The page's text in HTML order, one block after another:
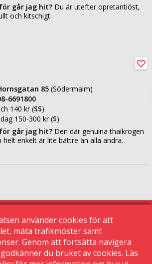
går jag hit? Du är utefter opretantiöst,
och kitschigt.
85 (Södermalm)
6691800
140 kr ($$)
150-300 kr ($)
går jag hit? Den där genuina thaikrogen
helt enkelt är lite bättre än alla andra.
© 2015 Krogguiden.se
113 24 Stockholm
använder cookies för att
mäta trafikmöster samt
Genom att fortsätta navigera
du bruket av cookies. Läs